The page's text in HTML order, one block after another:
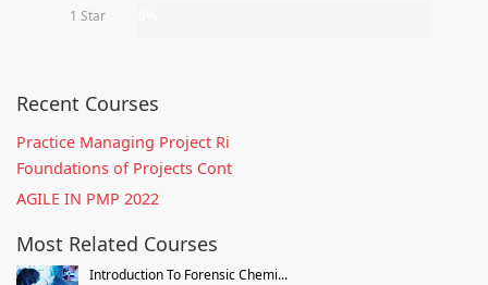
1 Star
Recent Courses
Practice Managing Project Ri
Foundations of Projects Cont
AGILE IN PMP 2022
Most Related Courses
Introduction To Forensic Chemi...